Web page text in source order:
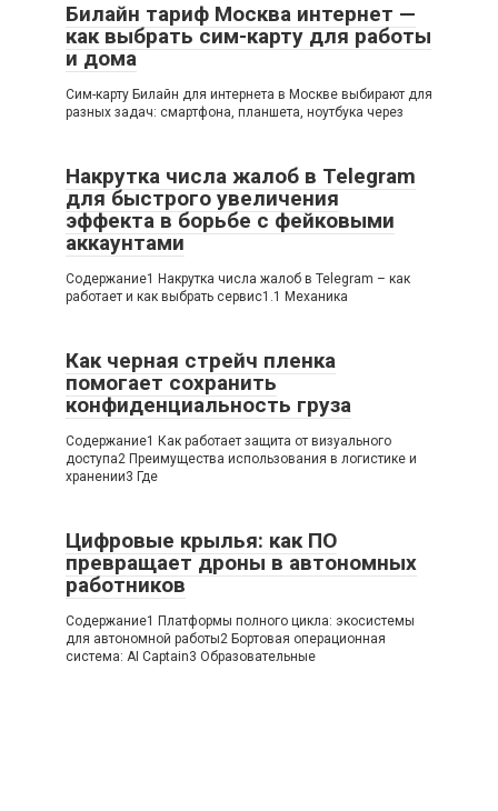
Билайн тариф Москва интернет —
как выбрать сим-карту для работы
и дома
Сим-карту Билайн для интернета в Москве выбирают для
разных задач: смартфона, планшета, ноутбука через
Накрутка числа жалоб в Telegram
для быстрого увеличения
эффекта в борьбе с фейковыми
аккаунтами
Содержание1 Накрутка числа жалоб в Telegram – как
работает и как выбрать сервис1.1 Механика
Как черная стрейч пленка
помогает сохранить
конфиденциальность груза
Содержание1 Как работает защита от визуального
доступа2 Преимущества использования в логистике и
хранении3 Где
Цифровые крылья: как ПО
превращает дроны в автономных
работников
Содержание1 Платформы полного цикла: экосистемы
для автономной работы2 Бортовая операционная
система: AI Captain3 Образовательные